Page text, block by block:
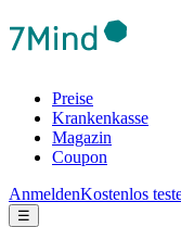
Preise
Krankenkasse
Magazin
Coupon
AnmeldenKostenlos
☰